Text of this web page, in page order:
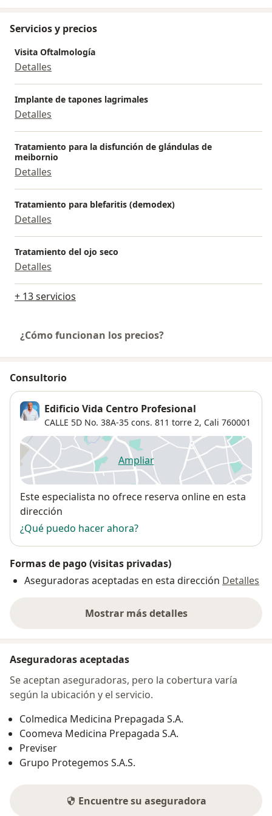
Servicios y precios
Visita Oftalmología
Detalles
Implante de tapones lagrimales
Detalles
Tratamiento para la disfunción de glándulas de
meibornio
Detalles
Tratamiento para blefaritis (demodex)
Detalles
Tratamiento del ojo seco
Detalles
+ 13 servicios
¿Cómo funcionan los precios?
Consultorio
Edificio Vida Centro Profesional
CALLE 5D No. 38A-35 cons. 811 torre 2, Cali 760001
Ampliarse abre en una nueva
Disponibilidad
Este especialista no ofrece reserva online en esta
dirección
¿Qué puedo hacer ahora?
Formas de pago (visitas privadas)
Aseguradoras aceptadas en esta dirección Detalles
Mostrar más detalles
sobre la dirección
Aseguradoras aceptadas
Se aceptan aseguradoras, pero la cobertura varía
según la ubicación y el servicio.
Colmedica Medicina Prepagada S.A.
Coomeva Medicina Prepagada S.A.
Previser
Grupo Protegemos S.A.S.
Encuentre su aseguradora